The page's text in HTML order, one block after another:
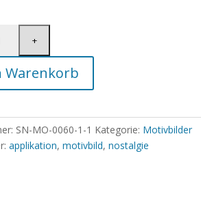
Warenkorb
SN-MO-0060-1-1 Kategorie: Motivbilder
applikation,motivbild,nostalgie